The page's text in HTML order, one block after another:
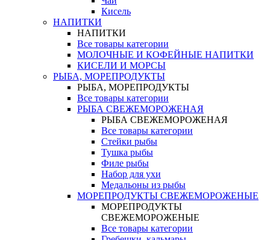
Кисель
НАПИТКИ
НАПИТКИ
Все товары категории
МОЛОЧНЫЕ И КОФЕЙНЫЕ НАПИТКИ
КИСЕЛИ И МОРСЫ
РЫБА, МОРЕПРОДУКТЫ
РЫБА, МОРЕПРОДУКТЫ
Все товары категории
РЫБА СВЕЖЕМОРОЖЕНАЯ
РЫБА СВЕЖЕМОРОЖЕНАЯ
Все товары категории
Стейки рыбы
Тушка рыбы
Филе рыбы
Набор для ухи
Медальоны из рыбы
МОРЕПРОДУКТЫ СВЕЖЕМОРОЖЕНЫЕ
МОРЕПРОДУКТЫ
СВЕЖЕМОРОЖЕНЫЕ
Все товары категории